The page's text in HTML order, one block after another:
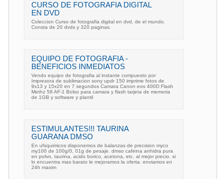
CURSO DE FOTOGRAFIA DIGITAL
EN DVD
Coleccion Curso de fotografia digital en dvd, de el mundo.
Consta de 20 dvds y 320 paginas.
EQUIPO DE FOTOGRAFIA -
BENEFICIOS INMEDIATOS
Vendo equipo de fotografia al instante compuesto por
Impresora de sublimacion sony updr 150 imprime fotos de
9x13 y 15x20 en 7 segundos Camara Canon eos 400D Flash
Methz 58 AF-1 Bolso para camara y flash tarjeta de memoria
de 1GB y software y plantil
ESTIMULANTES!!! TAURINA
GUARANA DMSO
En ufsquimicos disponemos de balanzas de precision myco
my100 de 100g/0, 01g de pesaje. dmso cafeina anhidra pura
en polvo, taurina, acido borico, acetona, etc. al mejor precio. si
lo encuentra mas barato le mejoramos la oferta. enviamos en
24h maxim